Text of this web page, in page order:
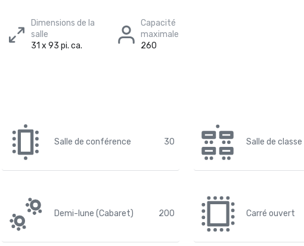
Dimensions de la
salle
31 x 93 pi. ca.
Capacité
maximale
260
Salle de conférence 30 Salle de classe
Demi-lune (Cabaret) 200 Carré ouvert